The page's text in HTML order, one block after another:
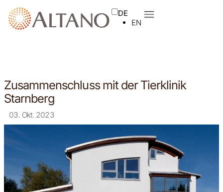
DE
EN
Zusammenschluss mit der Tierklinik
Starnberg
03. Okt. 2023